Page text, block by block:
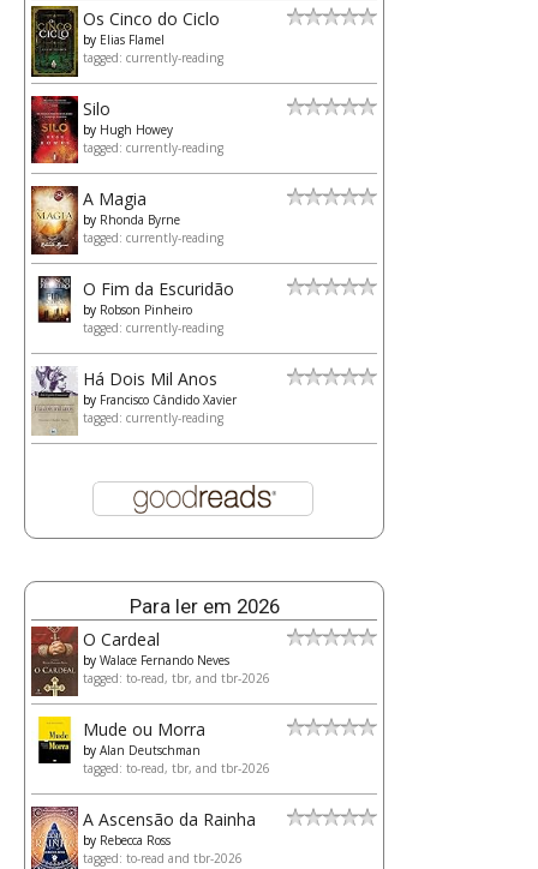
Os Cinco do Ciclo
by Elias Flamel
tagged: currently-reading
Silo
by Hugh Howey
tagged: currently-reading
A Magia
by Rhonda Byrne
tagged: currently-reading
O Fim da Escuridão
by Robson Pinheiro
tagged: currently-reading
Há Dois Mil Anos
by Francisco Cândido Xavier
tagged: currently-reading
Para ler em 2026
O Cardeal
by Walace Fernando Neves
tagged: to-read, tbr, and tbr-2026
Mude ou Morra
by Alan Deutschman
tagged: to-read, tbr, and tbr-2026
A Ascensão da Rainha
by Rebecca Ross
tagged: to-read and tbr-2026